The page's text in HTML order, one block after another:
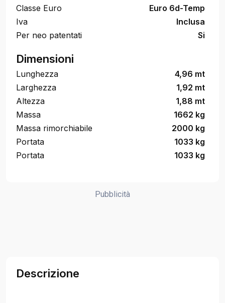
Classe Euro
Euro 6d-Temp
Iva
Inclusa
Per neo patentati
Si
Dimensioni
Lunghezza
4,96 mt
Larghezza
1,92 mt
Altezza
1,88 mt
Massa
1662 kg
Massa rimorchiabile
2000 kg
Portata
1033 kg
Portata
1033 kg
Pubblicità
Descrizione